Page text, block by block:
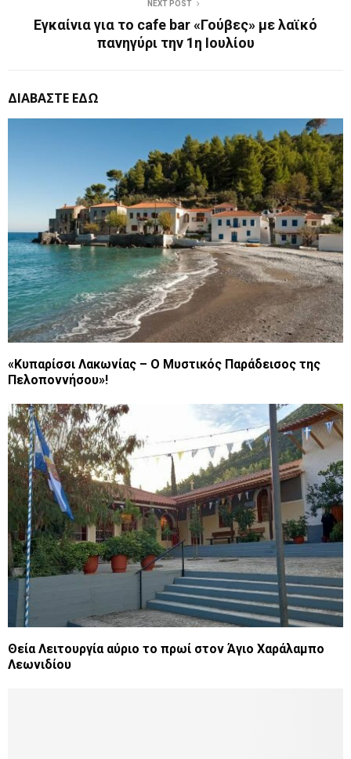
NEXT POST
Εγκαίνια για το cafe bar «Γούβες» με λαϊκό
πανηγύρι την 1η Ιουλίου
ΔΙΑΒΑΣΤΕ ΕΔΩ
«Κυπαρίσσι Λακωνίας – Ο Μυστικός Παράδεισος της
Πελοποννήσου»!
Θεία Λειτουργία αύριο το πρωί στον Άγιο Χαράλαμπο
Λεωνιδίου